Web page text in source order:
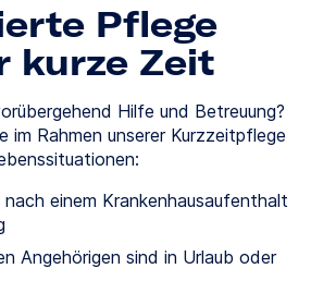
Pflege
kurze Zeit
Hilfe und Betreuung?
im Rahmen unserer Kurzzeitpflege
einem Krankenhausaufenthalt
Angehörigen sind in Urlaub oder